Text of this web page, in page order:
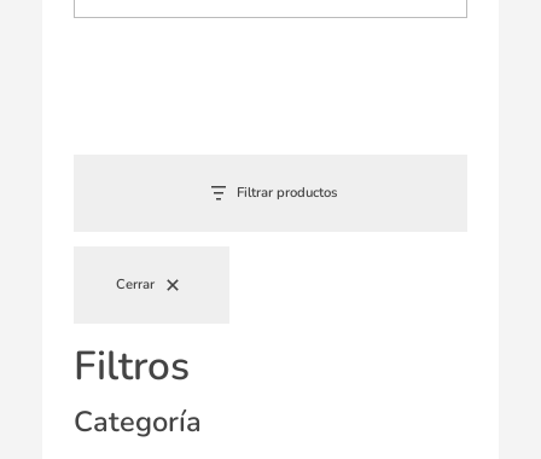
Filtrar productos
Cerrar
Filtros
Categoría